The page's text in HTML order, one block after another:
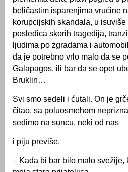
beličastim isparenjima vrućine
korupcijskih skandala, u
posledica skorih tragedija,
ljudima po zgradama i
da je potrebno vrlo malo da se
Galapagos, ili bar da se opet
Bruklin…
Svi smo sedeli i ćutali. On je
čitao, sa poluosmehom
sedimo na suncu, neki od nas
i piju previše.
– Kada bi bar bilo malo